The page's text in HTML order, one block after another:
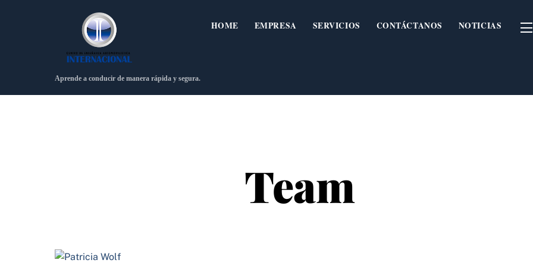
Aprende a conducir de manera rápida y segura.
HOME EMPRESA SERVICIOS CONTÁCTANOS NOTICIAS
Team